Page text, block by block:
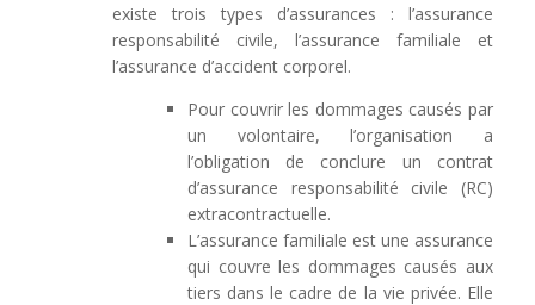
existe trois types d’assurances : l’assurance
responsabilité civile, l’assurance familiale et
l’assurance d’accident corporel.
Pour couvrir les dommages causés par
un volontaire, l’organisation a
l’obligation de conclure un contrat
d’assurance responsabilité civile (RC)
extracontractuelle.
L’assurance familiale est une assurance
qui couvre les dommages causés aux
tiers dans le cadre de la vie privée. Elle